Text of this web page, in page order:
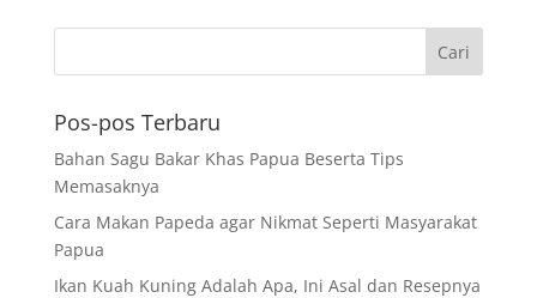
Pos-pos Terbaru
Bahan Sagu Bakar Khas Papua Beserta Tips
Memasaknya
Cara Makan Papeda agar Nikmat Seperti Masyarakat
Papua
Ikan Kuah Kuning Adalah Apa, Ini Asal dan Resepnya